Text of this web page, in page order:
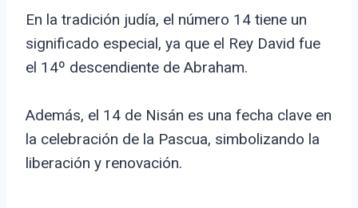
En la tradición judía, el número 14 tiene un
significado especial, ya que el Rey David fue
el 14º descendiente de Abraham.
Además, el 14 de Nisán es una fecha clave en
la celebración de la Pascua, simbolizando la
liberación y renovación.